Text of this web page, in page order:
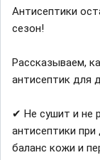
Антисептики
сезон!
Рассказываем,
антисептик для
✔ Не сушит и не
антисептики
баланс кожи и